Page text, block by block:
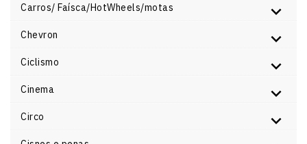
Carros/ Faísca/HotWheels/motas
Chevron
Ciclismo
Cinema
Circo